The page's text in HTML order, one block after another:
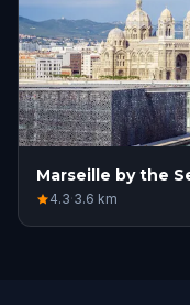
Marseille by the
4.3·3.6 km